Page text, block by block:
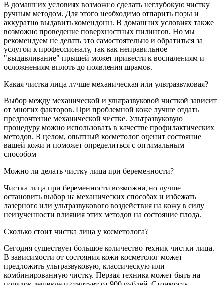
В домашних условиях возможно сделать неглубокую чистку
ручным методом. Для этого необходимо отпарить поры и
аккуратно выдавить комендоны. В домашних условиях также
возможно проведение поверхностных пилингов. Но мы
рекомендуем не делать это самостоятельно и обратиться за
услугой к профессионалу, так как неправильное
"выдавливание" прыщей может привести к воспалениям и
осложнениям вплоть до появления шрамов.
Какая чистка лица лучше механическая или ультразвуковая?
Выбор между механической и ультразвуковой чисткой зависит
от многих факторов. При проблемной коже лучше отдать
предпочтение механической чистке. Ультразвуковую
процедуру можно использовать в качестве профилактических
методов. В целом, опытный косметолог оценит состояние
вашей кожи и поможет определиться с оптимальным
способом.
Можно ли делать чистку лица при беременности?
Чистка лица при беременности возможна, но лучше
остановить выбор на механических способах и избежать
лазерного или ультразвукового воздействия на кожу в силу
неизученности влияния этих методов на состояние плода.
Сколько стоит чистка лица у косметолога?
Сегодня существует большое количество техник чистки лица.
В зависимости от состояния кожи косметолог может
предложить ультразвуковую, классическую или
комбинированную чистку. Первая техника может быть на